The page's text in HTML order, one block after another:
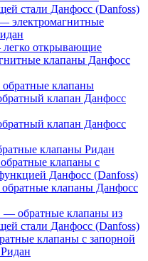
стали Данфосс (Danfoss)
электромагнитные
открывающие
клапаны Данфосс
клапаны
клапан Данфосс
клапан Данфосс
клапаны Ридан
клапаны с
Данфосс (Danfoss)
клапаны Данфосс
— обратные клапаны из
стали Данфосс (Danfoss)
клапаны с запорной